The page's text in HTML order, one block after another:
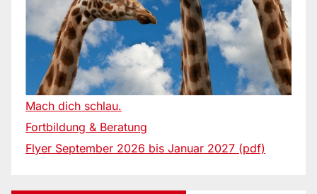
Mach dich schlau.
Fortbildung & Beratung
Flyer September 2026 bis Januar 2027 (pdf)